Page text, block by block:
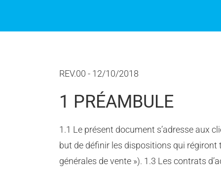
REV.00 - 12/10/2018
1 PRÉAMBULE
1.1 Le présent document s’adresse aux
but de définir les dispositions qui régiront
générales de vente »). 1.3 Les contrats